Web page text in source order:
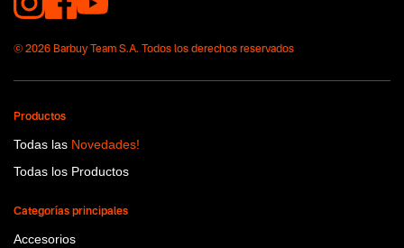
No items found.
© 2026 Barbuy Team S.A. Todos los derechos reservados
Productos
Todas las Novedades!
Todas los Productos
Categorías principales
Accesorios